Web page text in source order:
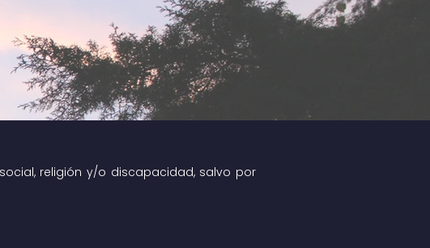
religión y/o discapacidad, salvo por